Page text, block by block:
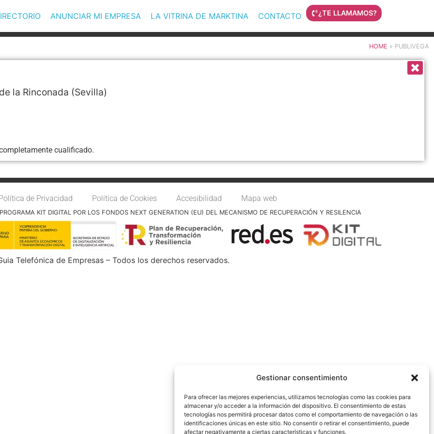
Gestionar consentimiento
Para ofrecer las mejores experiencias, utilizamos tecnologías como las cookies para
almacenar y/o acceder a la información del dispositivo. El consentimiento de estas
tecnologías nos permitirá procesar datos como el comportamiento de navegación o las
identificaciones únicas en este sitio. No consentir o retirar el consentimiento, puede
afectar negativamente a ciertas características y funciones.
ANUNCIAR MI EMPRESA LA VITRINA DE MARKTINA CONTACTO ¿TE LLAMAMOS?
HOME » PUBLIVEGA
la Rinconada (Sevilla)
cualificado.
de Privacidad Política de Cookies Accesibilidad Mapa web
KIT DIGITAL POR LOS FONDOS NEXT GENERATION (EU) DEL MECANISMO DE RECUPERACIÓN Y RESILENCIA
Telefónica de Empresas – Todos los derechos reservados.